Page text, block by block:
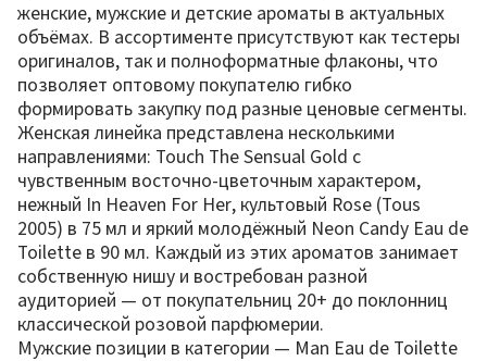
женские, мужские и детские ароматы в актуальных
объёмах. В ассортименте присутствуют как тестеры
оригиналов, так и полноформатные флаконы, что
позволяет оптовому покупателю гибко
формировать закупку под разные ценовые сегменты.
Женская линейка представлена несколькими
направлениями: Touch The Sensual Gold с
чувственным восточно-цветочным характером,
нежный In Heaven For Her, культовый Rose (Tous
2005) в 75 мл и яркий молодёжный Neon Candy Eau de
Toilette в 90 мл. Каждый из этих ароматов занимает
собственную нишу и востребован разной
аудиторией — от покупательниц 20+ до поклонниц
классической розовой парфюмерии.
Мужские позиции в категории — Man Eau de Toilette